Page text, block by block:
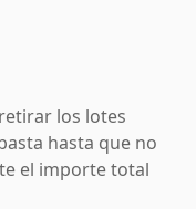
los lotes
hasta que no
el importe total